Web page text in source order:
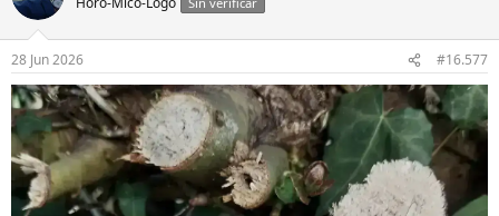
28 Jun 2026 #16.577